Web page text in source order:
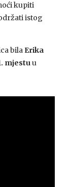
kupiti
istog
bila Erika
mjestuu